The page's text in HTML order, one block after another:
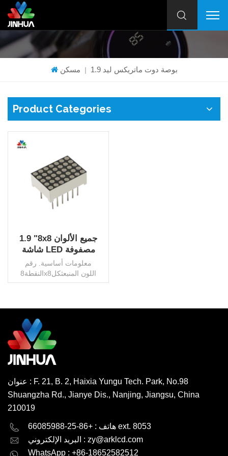
مسكن | 1.9 بوصة دوت ماتريكس ليد
Product Categories
1.9 "8x8 جميع الألوان
شاشة LED مصفوفة
نقطية مع شهادة CE
معلومات أساسية. رقم
النقطة8x8اللون المنبعثكل
لونالدائرة المشتركةالكاثود
كحد أقصىعرض الحجمكل حجم
، حسب الطلبذروة الحالية إلى
الأمام60 مللي أمبيرتيار
عكسيVr u003d 5V
50μaدرجة حرارة التشغيل-20
الإضاءةإذا u003d 20mA
42mcd كحد أقصىأصلالصيندرجة
حرارة التخزين-30 درجة إلى
الإنتاجية1.5 مليار نقطة /
شهرحزمة النقلكرتون / منصة
نقالةموك1000 قطعة ، قابل
عنوان : F. 21, B. 2, Haixia Yungu Tech. Park, No.98
Shuangzha Rd., Jianye Dis., Nanjing, Jiangsu, China
210019
هاتف : +86-25-66085988 ext. 8053
البريد الإلكتروني : zy@arklcd.com
WhatsApp : +86-18652582512
English Deutsch
русский español